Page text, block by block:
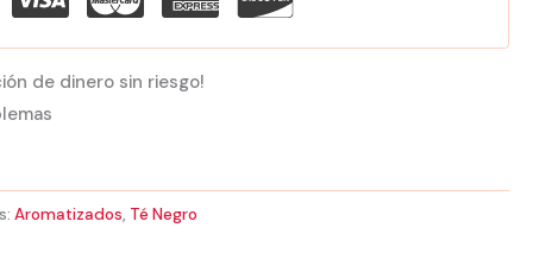
de dinero sin riesgo!
Aromatizados, Té Negro